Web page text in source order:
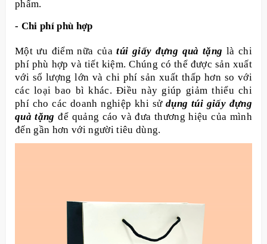
phẩm.
- Chi phí phù hợp
Một ưu điểm nữa củatúi giấy đựng quà tặng là chi
phí phù hợp và tiết kiệm. Chúng có thể được sản xuất
với số lượng lớn và chi phí sản xuất thấp hơn so với
các loại bao bì khác. Điều này giúp giảm thiểu chi
phí cho các doanh nghiệp khi sử dụng túi giấy đựng
quà tặng để quảng cáo và đưa thương hiệu của mình
đến gần hơn với người tiêu dùng.